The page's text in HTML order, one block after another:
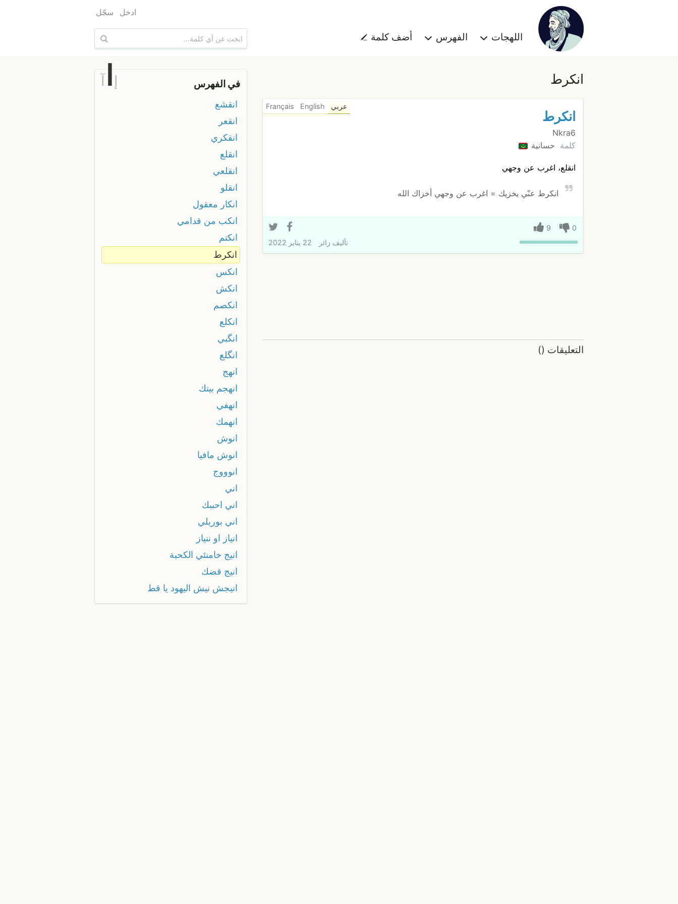
اللهجات الفهرس أضف كلمة
ادخل سجّل
انكرط
انكرط
Nkra6
كلمة حسانية
انقلع، اغرب عن وجهي
انكرط عنّي يخزيك = اغرب عن وجهي أخزاك الله
عربي English
Français
0
9
تأليف زائر 22 يناير 2022
التعليقات (
)
في الفهرس إ آ
انقشع
انقعر
انقكري
انقلع
انقلعي
انقلو
انكار معقول
انكب من قدامي
انكتم
انكرط
انكس
انكش
انكصم
انكلع
انگبي
انگلع
انهج
انهجم بيتك
انهفي
انهمك
انوش
انوش مافيا
انوووج
اني
اني احببك
اني بوريلي
انياز او ننياز
انيج خامنئي الكحبة
انيج قضك
انيجش نيش اليهود يا قط